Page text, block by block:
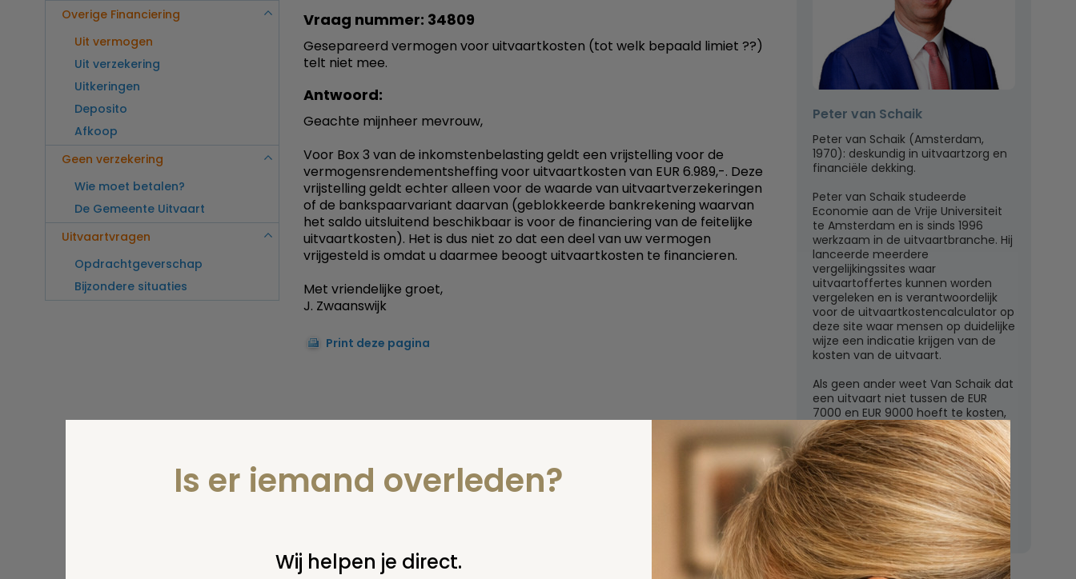
Overige Financiering
Uit vermogen
Uit verzekering
Uitkeringen
Deposito
Afkoop
Geen verzekering
Wie moet betalen?
De Gemeente Uitvaart
Uitvaartvragen
Opdrachtgeverschap
Bijzondere situaties
Vraag nummer: 34809
Gesepareerd vermogen voor uitvaartkosten (tot welk bepaald limiet ??)
telt niet mee.
Antwoord:
Geachte mijnheer mevrouw,
Voor Box 3 van de inkomstenbelasting geldt een vrijstelling voor de
vermogensrendementsheffing voor uitvaartkosten van EUR 6.989,-. Deze
vrijstelling geldt echter alleen voor de waarde van uitvaartverzekeringen
of de bankspaarvariant daarvan (geblokkeerde bankrekening waarvan
het saldo uitsluitend beschikbaar is voor de financiering van de feitelijke
uitvaartkosten). Het is dus niet zo dat een deel van uw vermogen
vrijgesteld is omdat u daarmee beoogt uitvaartkosten te financieren.
Met vriendelijke groet,
J. Zwaanswijk
Print deze pagina
Peter van Schaik
Peter van Schaik (Amsterdam,
1970): deskundig in uitvaartzorg en
financiële dekking.
Peter van Schaik studeerde
Economie aan de Vrije Universiteit
te Amsterdam en is sinds 1996
werkzaam in de uitvaartbranche. Hij
lanceerde meerdere
vergelijkingssites waar
uitvaartoffertes kunnen worden
vergeleken en is verantwoordelijk
voor de uitvaartkostencalculator op
deze site waar mensen op duidelijke
wijze een indicatie krijgen van de
kosten van de uitvaart.
Als geen ander weet Van Schaik dat
een uitvaart niet tussen de EUR
7000 en EUR 9000 hoeft te kosten,
zoals de grote uitvaartverzekeraars
vaak beweren. In deze rubriek
beantwoordt Van Schaik vragen
over uitvaartkosten en financiele
dekking.
Is er iemand overleden?
Wij helpen je direct.